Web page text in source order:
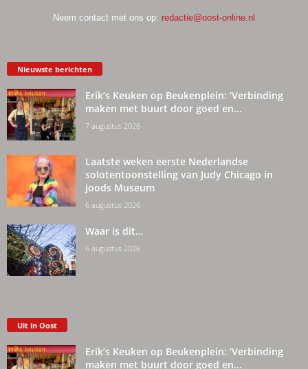
Neem contact met ons op: redactie@oost-online.nl
Nieuwste berichten
Erik’s Keuken op Beukenplein: ‘Verbinding
maken met buurt door goed en...
7 augustus 2026
Laatste weken eerste Nederlandse
solotentoonstelling van Judy Chicago in
Joods Museum
6 augustus 2026
Waar is dit…
6 augustus 2026
Uit in Oost
Erik’s Keuken op Beukenplein: ‘Verbinding
maken met buurt door goed en...